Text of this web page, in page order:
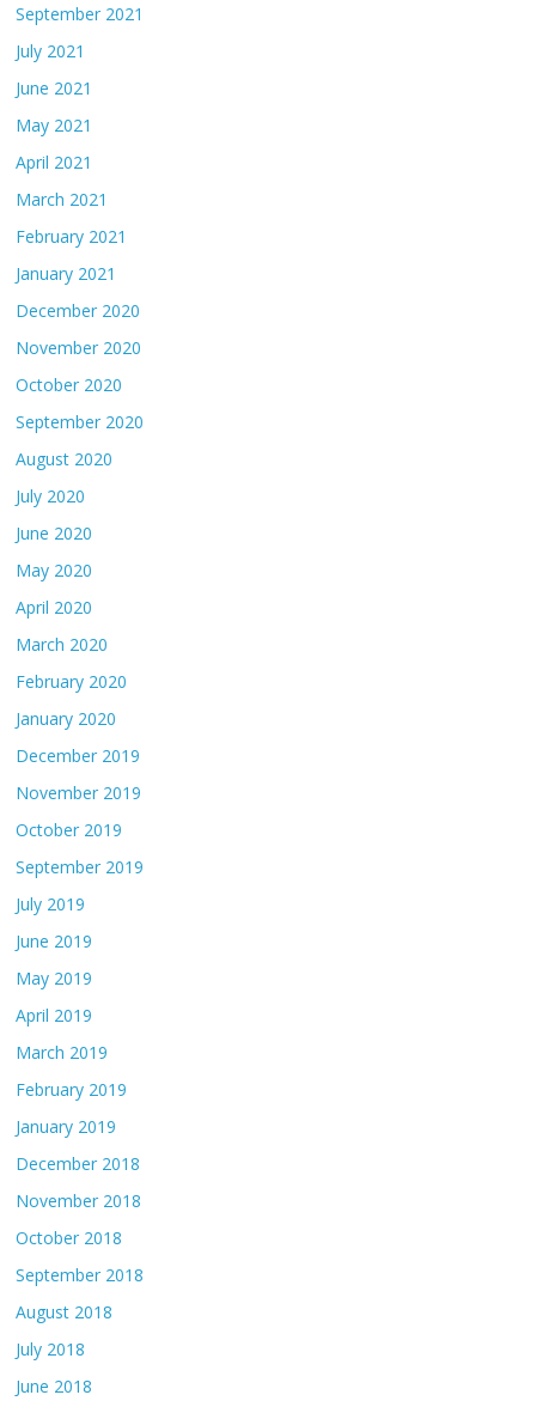
September 2021
July 2021
June 2021
May 2021
April 2021
March 2021
February 2021
January 2021
December 2020
November 2020
October 2020
September 2020
August 2020
July 2020
June 2020
May 2020
April 2020
March 2020
February 2020
January 2020
December 2019
November 2019
October 2019
September 2019
July 2019
June 2019
May 2019
April 2019
March 2019
February 2019
January 2019
December 2018
November 2018
October 2018
September 2018
August 2018
July 2018
June 2018